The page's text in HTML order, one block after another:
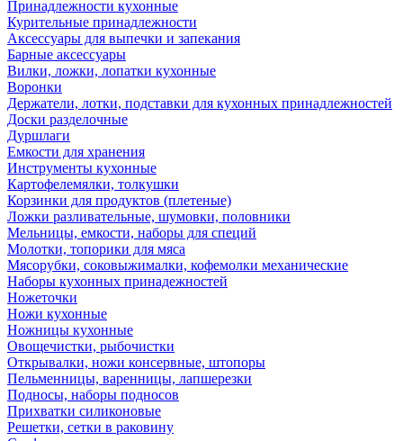
Принадлежности кухонные
Курительные принадлежности
Аксессуары для выпечки и запекания
Барные аксессуары
Вилки, ложки, лопатки кухонные
Воронки
Держатели, лотки, подставки для кухонных принадлежностей
Доски разделочные
Дуршлаги
Емкости для хранения
Инструменты кухонные
Картофелемялки, толкушки
Корзинки для продуктов (плетеные)
Ложки разливательные, шумовки, половники
Мельницы, емкости, наборы для специй
Молотки, топорики для мяса
Мясорубки, соковыжималки, кофемолки механические
Наборы кухонных принадежностей
Ножеточки
Ножи кухонные
Ножницы кухонные
Овощечистки, рыбочистки
Открывалки, ножи консервные, штопоры
Пельменницы, варенницы, лапшерезки
Подносы, наборы подносов
Прихватки силиконовые
Решетки, сетки в раковину